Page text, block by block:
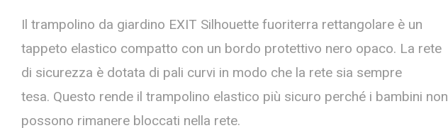
Il trampolino da giardino EXIT Silhouette fuoriterra rettangolare è un
tappeto elastico compatto con un bordo protettivo nero opaco. La rete
di sicurezza è dotata di pali curvi in ​​modo che la rete sia sempre
tesa. Questo rende il trampolino elastico più sicuro perché i bambini non
possono rimanere bloccati nella rete.